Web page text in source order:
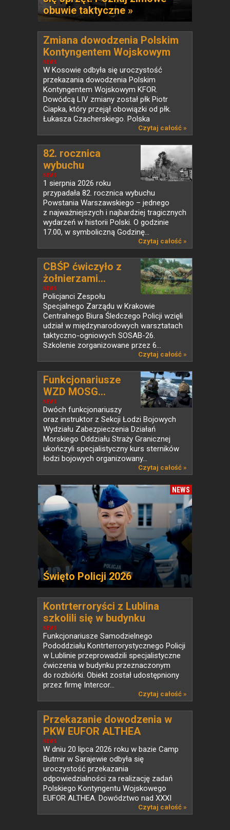
obuwie taktyczne »
NEWS
Zmiana dowodzenia Polskim
Kontyngentem Wojskowym
KFOR w Kosowie
W Kosowie odbyła się uroczystość
przekazania dowodzenia Polskim
Kontyngentem Wojskowym KFOR.
Dowódcą LIV zmiany został płk Piotr
Ciapka, który przejął obowiązki od płk.
Łukasza Czacherskiego. Polska
Czytaj całość »
NEWS
82. rocznica
wybuchu
Powstania...
1 sierpnia 2026 roku
przypadała 82. rocznica wybuchu
Powstania Warszawskiego – jednego
z najważniejszych i najbardziej tragicznych
wydarzeń w historii Polski. O godzinie
17.00, w symboliczną Godzinę...
Czytaj całość »
NEWS
CBŚP ćwiczyło z
żołnierzami...
Policjanci Zespołu
Specjalnego Zarządu w Krakowie
Centralnego Biura Śledczego Policji wzięli
udział w międzynarodowych warsztatach
taktyczno-ogniowych SOSAB-26.
Szkolenie zorganizowane przez 6...
Czytaj całość »
NEWS
Funkcjonariusze
WZD MOSG...
Dwóch funkcjonariuszy
oraz instruktor z Sekcji Łodzi Bojowych
Wydziału Zabezpieczenia Działań
Morskiego Oddziału Straży Granicznej
ukończyli specjalistyczny kurs sterników
łodzi bojowych organizowany...
Czytaj całość »
NEWS
Święto Policji 2026
NEWS
Kontrterroryści z Lublina
szkolili się w budynku
przeznaczonym do rozbiórki
Funkcjonariusze Samodzielnego
Pododdziału Kontrterrorystycznego Policji
w Lublinie przeprowadzili specjalistyczne
ćwiczenia w budynku przeznaczonym
do rozbiórki. Obiekt został udostępniony
przez firmę Intercor...
Czytaj całość »
NEWS
Przekazanie dowodzenia w
PKW EUFOR ALTHEA
W dniu 20 lipca 2026 roku w bazie Camp
Butmir w Sarajewie odbyła się
uroczystość przekazania
odpowiedzialności za realizację zadań
Polskiego Kontyngentu Wojskowego
EUFOR ALTHEA. Dowództwo nad XXXI
Czytaj całość »